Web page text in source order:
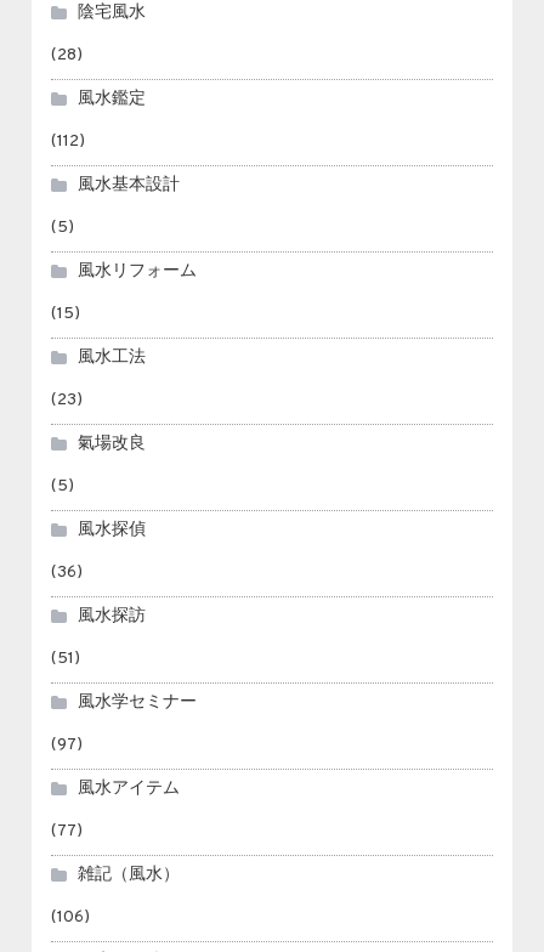
陰宅風水
(28)
風水鑑定
(112)
風水基本設計
(5)
風水リフォーム
(15)
風水工法
(23)
氣場改良
(5)
風水探偵
(36)
風水探訪
(51)
風水学セミナー
(97)
風水アイテム
(77)
雑記（風水）
(106)